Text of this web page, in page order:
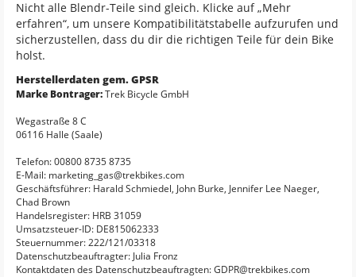
Nicht alle Blendr-Teile sind gleich. Klicke auf „Mehr
erfahren“, um unsere Kompatibilitätstabelle aufzurufen und
sicherzustellen, dass du dir die richtigen Teile für dein Bike
holst.
Herstellerdaten gem. GPSR
Marke Bontrager:Trek Bicycle GmbH
Wegastraße 8 C
06116 Halle (Saale)
Telefon: 00800 8735 8735
E-Mail: marketing_gas@trekbikes.com
Geschäftsführer: Harald Schmiedel, John Burke, Jennifer Lee Naeger,
Chad Brown
Handelsregister: HRB 31059
Umsatzsteuer-ID: DE815062333
Steuernummer: 222/121/03318
Datenschutzbeauftragter: Julia Fronz
Kontaktdaten des Datenschutzbeauftragten: GDPR@trekbikes.com